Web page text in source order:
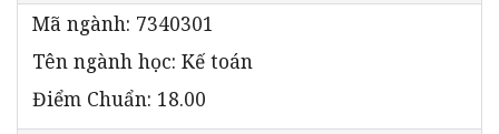
Mã ngành: 7340301
Tên ngành học: Kế toán
Điểm Chuẩn: 18.00